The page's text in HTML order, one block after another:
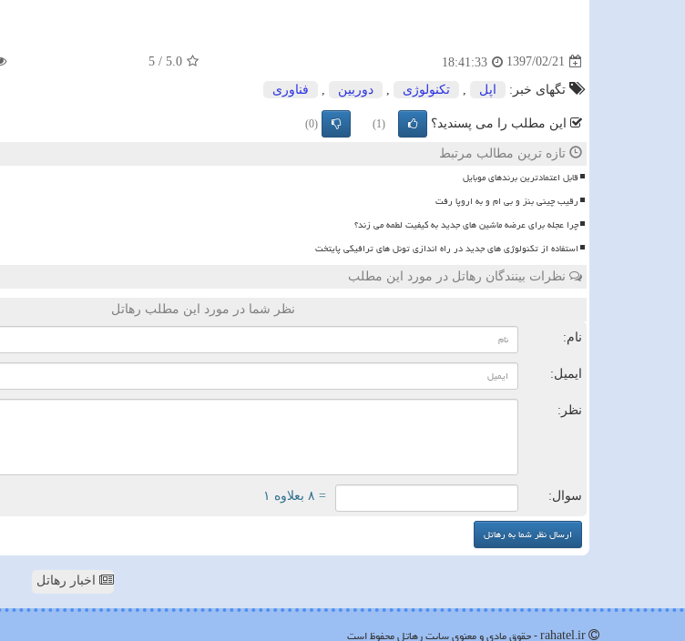
1397/02/21
18:41:33
5.0
/
5
تگهای خبر: اپل تكنولوژی دوربین فناوری
این مطلب را می پسندید؟ (1)
(0)
تازه ترین مطالب مرتبط
قابل اعتمادترین برندهای موبایل
رقیب چینی بنز و بی ام و به اروپا رفت
چرا عجله برای عرضه ماشین های جدید به کیفیت لطمه می زند؟
استفاده از تکنولوژی های جدید در راه اندازی تونل های ترافیکی پایتخت
نظرات بینندگان رهاتل در مورد این مطلب
نظر شما در مورد این مطلب رهاتل
نام:
ایمیل:
نظر:
سوال: = ۸ بعلاوه ۱
اخبار رهاتل